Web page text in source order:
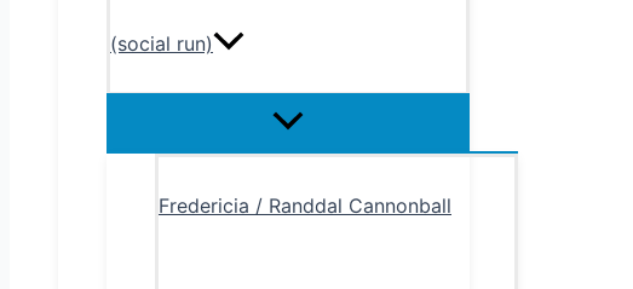
(social run)
Menu
Fredericia / Randdal Cannonball